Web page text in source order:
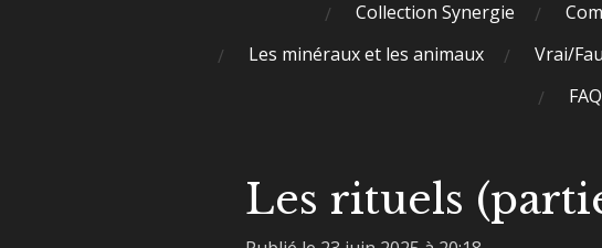
Collection Synergie
Les minéraux et les animaux
Vrai/
FAQ
Les rituels